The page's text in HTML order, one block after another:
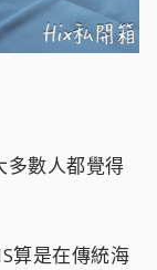
多數人都覺得
算是在傳統海